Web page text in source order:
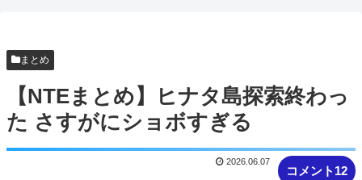
【悲報】ピカチュウが大量に半額
まとめ
【NTEまとめ】ヒナタ島探索終わっ
た さすがにショボすぎる
コメント12
2026.06.07